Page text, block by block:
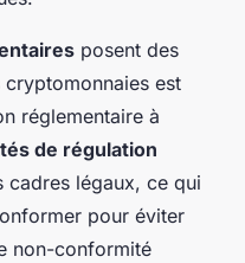
posent des
est
réglementaire à
de régulation
cadres légaux, ce qui
pour éviter
non-conformité